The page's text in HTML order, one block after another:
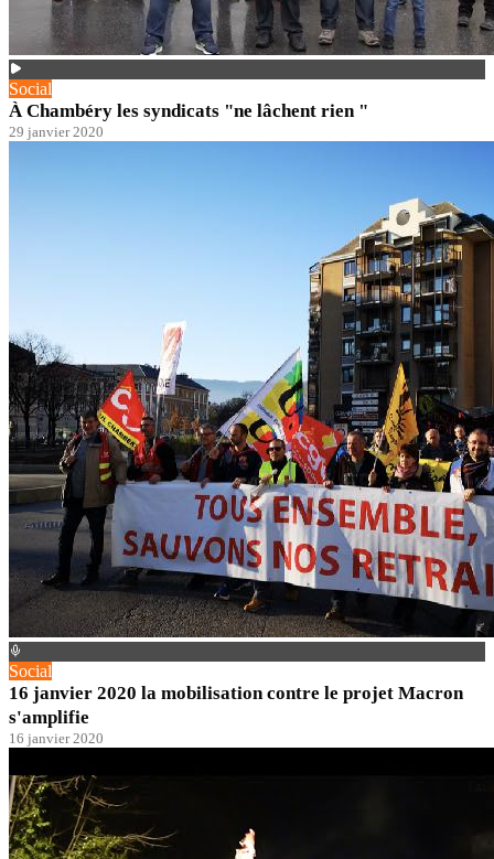
Social
À Chambéry les syndicats "ne lâchent rien "
29 janvier 2020
Social
16 janvier 2020 la mobilisation contre le projet Macron
s'amplifie
16 janvier 2020